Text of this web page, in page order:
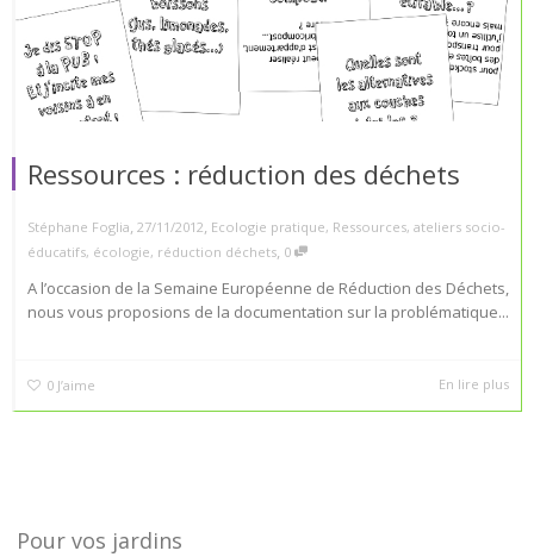
Ressources : réduction des déchets
Stéphane Foglia, 27/11/2012, Ecologie pratique, Ressources, ateliers socio-
éducatifs, écologie, réduction déchets, 0
A l’occasion de la Semaine Européenne de Réduction des Déchets,
nous vous proposions de la documentation sur la problématique...
0 J’aime En lire plus
Pour vos jardins